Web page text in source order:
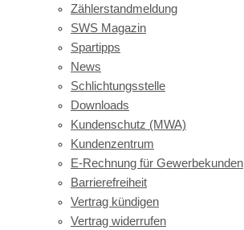
Zählerstandmeldung
SWS Magazin
Spartipps
News
Schlichtungsstelle
Downloads
Kundenschutz (MWA)
Kundenzentrum
E-Rechnung für Gewerbekunden
Barrierefreiheit
Vertrag kündigen
Vertrag widerrufen